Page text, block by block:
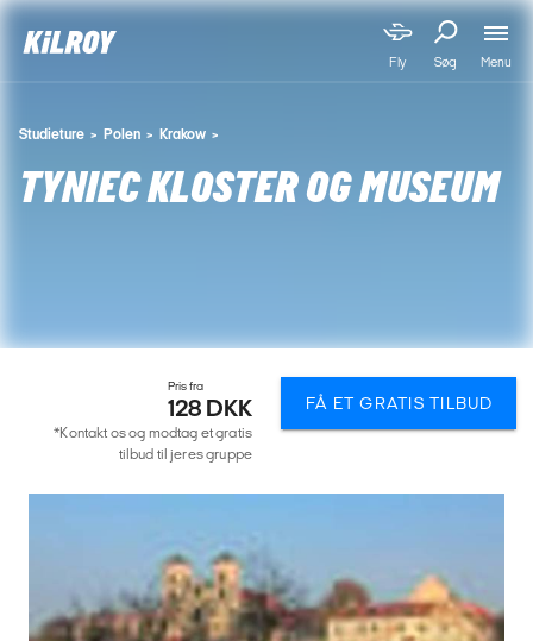
Fly Søg Menu
Studieture Polen Krakow
TYNIEC KLOSTER OG MUSEUM
Pris fra
128 DKK
*Kontakt os og modtag et gratis
tilbud til jeres gruppe
FÅ ET GRATIS TILBUD